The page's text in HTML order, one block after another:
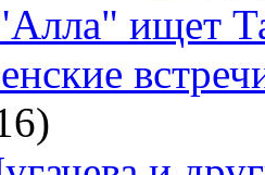
ищет